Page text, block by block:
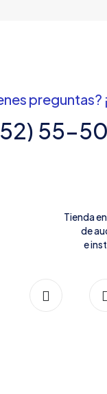
preguntas?
55-
Tienda
de
e